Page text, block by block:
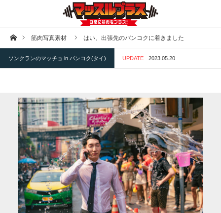
ホーム筋肉写真素材 はい、出張先のバンコクに着きました
ソンクランのマッチョ in バンコク(タイ) UPDATE 2023.05.20